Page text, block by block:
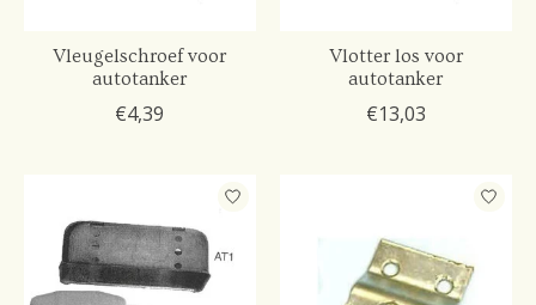
Vleugelschroef voor
autotanker
€4,39
Vlotter los voor
autotanker
€13,03